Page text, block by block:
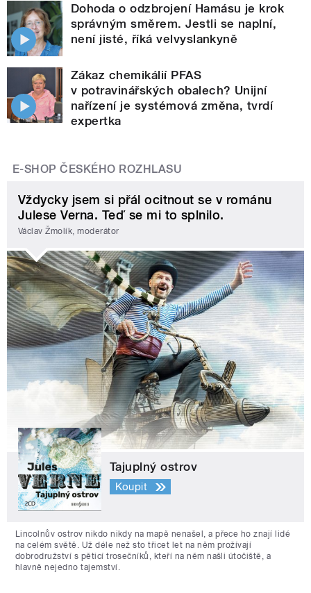
Dohoda o odzbrojení Hamásu je krok
správným směrem. Jestli se naplní,
není jisté, říká velvyslankyně
Zákaz chemikálií PFAS
v potravinářských obalech? Unijní
nařízení je systémová změna, tvrdí
expertka
E-SHOP ČESKÉHO ROZHLASU
Vždycky jsem si přál ocitnout se v románu
Julese Verna. Teď se mi to splnilo.
Václav Žmolík, moderátor
Tajuplný ostrov
Koupit
Lincolnův ostrov nikdo nikdy na mapě nenašel, a přece ho znají lidé
na celém světě. Už déle než sto třicet let na něm prožívají
dobrodružství s pěticí trosečníků, kteří na něm našli útočiště, a
hlavně nejedno tajemství.